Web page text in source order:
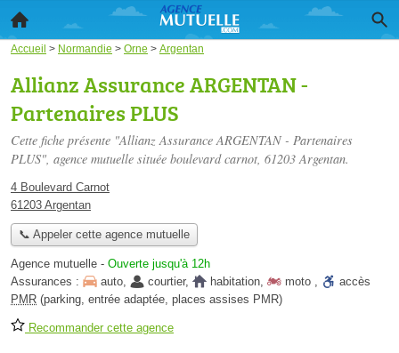
Accueil > Normandie > Orne > Argentan
Allianz Assurance ARGENTAN -
Partenaires PLUS
Cette fiche présente "Allianz Assurance ARGENTAN - Partenaires
PLUS", agence mutuelle située boulevard carnot, 61203 Argentan.
4 Boulevard Carnot
61203 Argentan
📞 Appeler cette agence mutuelle
Agence mutuelle - Ouverte jusqu'à 12h
Assurances :
auto, courtier, habitation, moto ,
accès
PMR (parking, entrée adaptée, places assises PMR)
Recommander cette agence